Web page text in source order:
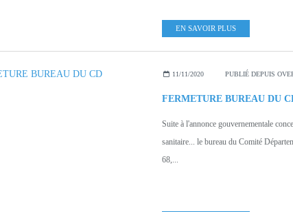
EN SAVOIR PLUS
11/11/2020 PUBLIÉ DEPUIS
FERMETURE BUREAU DU
Suite à l'annonce gouvernementale
sanitaire... le bureau du Comité
68,...